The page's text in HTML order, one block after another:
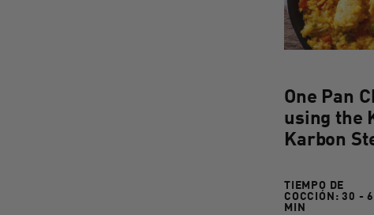
One Pan
using the
Karbon
TIEMPO DE
COCCIÓN:30 -
MIN